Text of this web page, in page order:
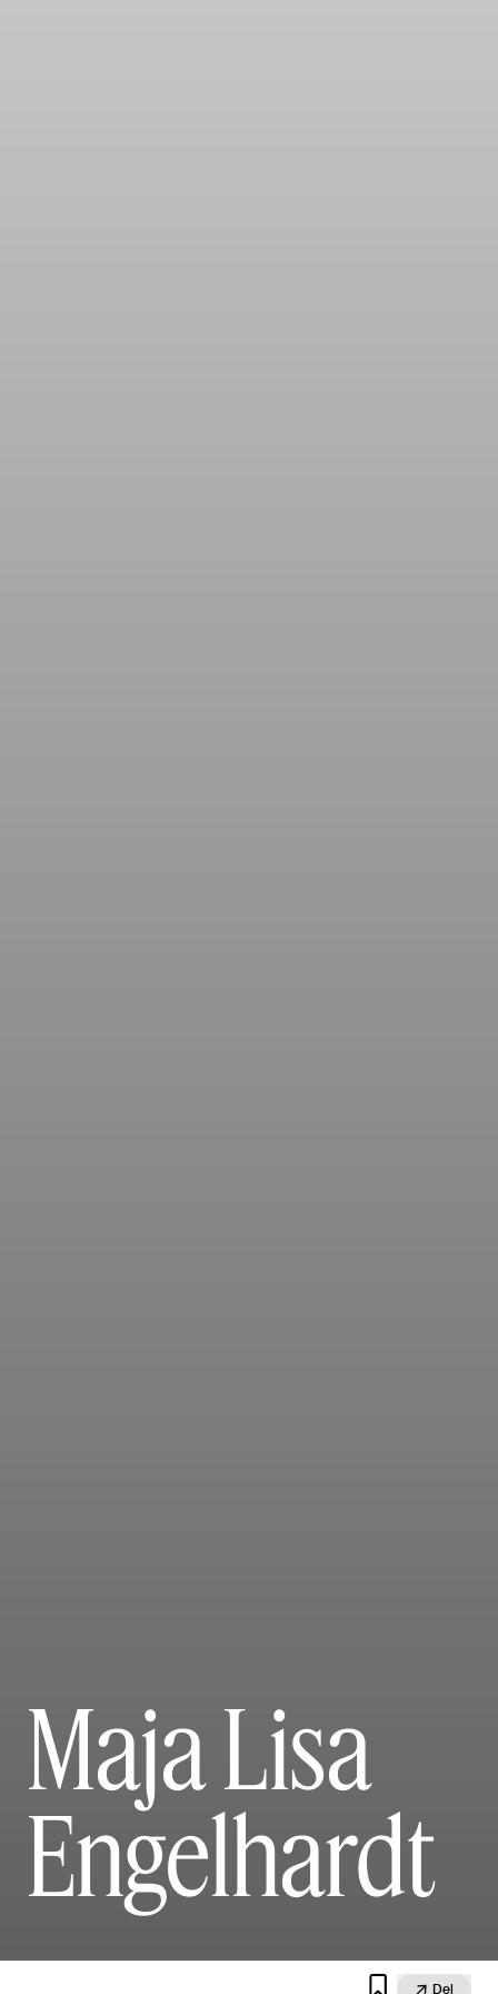
Maja Lisa
Engelhardt
  Del